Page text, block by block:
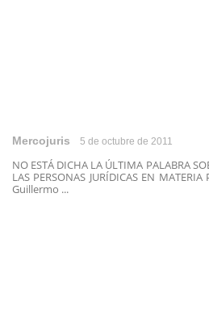
Mercojuris 5 de octubre de 2011
NO ESTÁ DICHA LA ÚLTIMA PALABRA
LAS PERSONAS JURÍDICAS EN
Guillermo ...